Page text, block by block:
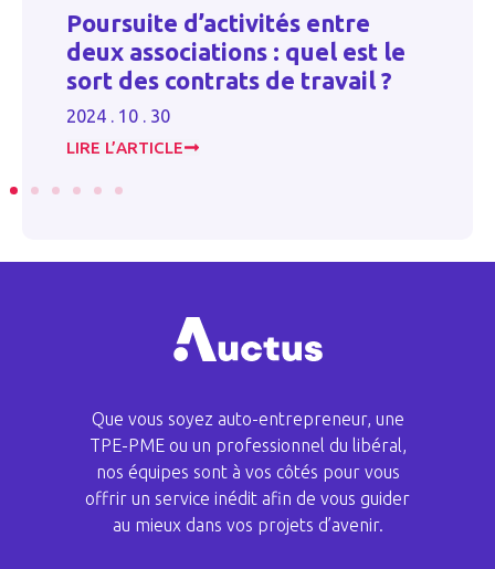
Poursuite d’activités entre
deux associations : quel est le
sort des contrats de travail ?
2024 . 10 . 30
LIRE L’ARTICLE
Que vous soyez auto-entrepreneur, une
TPE-PME ou un professionnel du libéral,
nos équipes sont à vos côtés pour vous
offrir un service inédit afin de vous guider
au mieux dans vos projets d’avenir.